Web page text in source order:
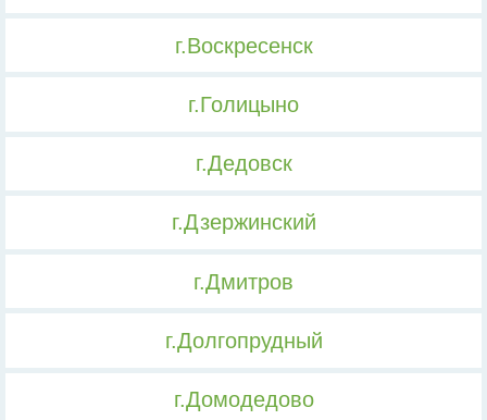
г.Воскресенск
г.Голицыно
г.Дедовск
г.Дзержинский
г.Дмитров
г.Долгопрудный
г.Домодедово